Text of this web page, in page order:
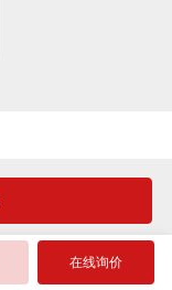
在线询价